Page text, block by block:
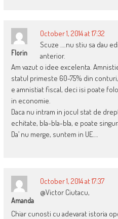
Florin
October 1, 2014 at 17:32
Scuze ….nu stiu sa dau
anterior.
Am vazut o idee excelenta.
statul primeste 60-75% din
e amnistiat fiscal, deci isi poate
in economie.
Daca nu intram in jocul stat de
echitate, bla-bla-bla, e poate
Da’ nu merge, suntem in UE….
Amanda
October 1, 2014 at 17:37
@Victor Ciutacu,
Chiar cunosti cu adevarat istoria